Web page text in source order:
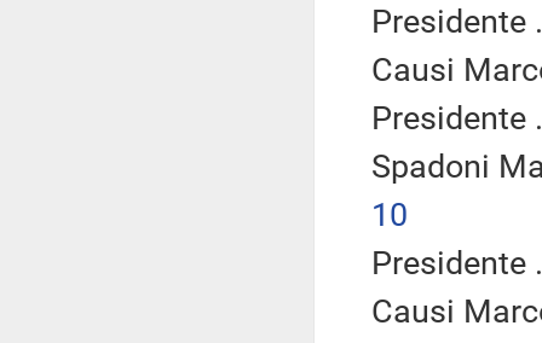
Presidente
Causi
Presidente
Spadoni
10
Presidente
Causi